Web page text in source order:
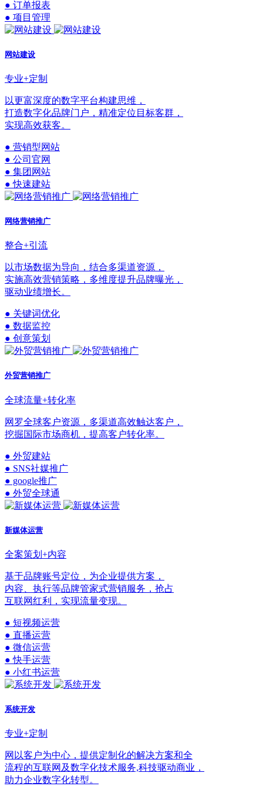
● 订单报表
● 项目管理
网站建设
专业+定制
以更富深度的数字平台构建思维，
打造数字化品牌门户，精准定位目标客群，
实现高效获客。
● 营销型网站
● 公司官网
● 集团网站
● 快速建站
网络营销推广
整合+引流
以市场数据为导向，结合多渠道资源，
实施高效营销策略，多维度提升品牌曝光，
驱动业绩增长。
● 关键词优化
● 数据监控
● 创意策划
外贸营销推广
全球流量+转化率
网罗全球客户资源，多渠道高效触达客户，
挖掘国际市场商机，提高客户转化率。
● 外贸建站
● SNS社媒推广
● google推广
● 外贸全球通
新媒体运营
全案策划+内容
基于品牌账号定位，为企业提供方案，
内容、执行等品牌管家式营销服务，抢占
互联网红利，实现流量变现。
● 短视频运营
● 直播运营
● 微信运营
● 快手运营
● 小红书运营
系统开发
专业+定制
网以客户为中心，提供定制化的解决方案和全
流程的互联网及数字化技术服务,科技驱动商业，
助力企业数字化转型。